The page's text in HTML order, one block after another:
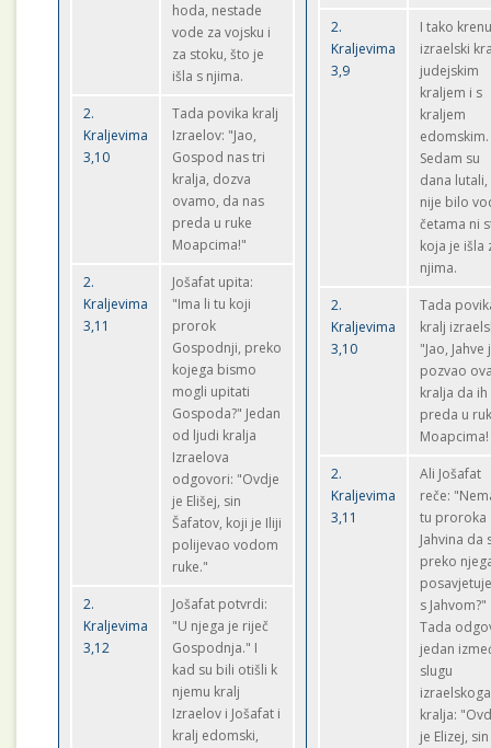
hoda, nestade
vode za vojsku i
za stoku, što je
išla s njima.
2.
Kraljevima
3,10
Tada povika kralj
Izraelov: "Jao,
Gospod nas tri
kralja, dozva
ovamo, da nas
preda u ruke
Moapcima!"
2.
Kraljevima
3,11
Jošafat upita:
"Ima li tu koji
prorok
Gospodnji, preko
kojega bismo
mogli upitati
Gospoda?" Jedan
od ljudi kralja
Izraelova
odgovori: "Ovdje
je Elišej, sin
Šafatov, koji je Iliji
polijevao vodom
ruke."
2.
Kraljevima
3,12
Jošafat potvrdi:
"U njega je riječ
Gospodnja." I
kad su bili otišli k
njemu kralj
Izraelov i Jošafat i
kralj edomski,
2.
Kraljevima
3,9
I tako
izraelski
judejskim
kraljem i s
kraljem
edomskim.
Sedam su
dana lutali,
nije bilo
četama ni
koja je išla
njima.
2.
Kraljevima
3,10
Tada
kralj
"Jao, Jahve
pozvao
kralja da ih
preda u
Moapcima!
2.
Kraljevima
3,11
Ali Jošafat
reče:
tu proroka
Jahvina da
preko
s Jahvom?"
Tada
jedan
slugu
izraelskoga
kralja:
je Elizej, sin